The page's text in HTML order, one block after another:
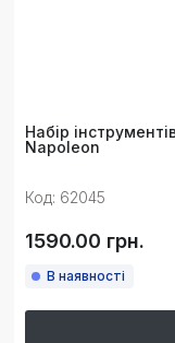
Набір
Napoleon
Код: 62045
1590.00 грн.
В наявності